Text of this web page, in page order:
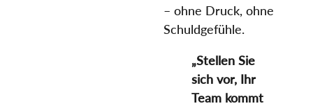
– ohne Druck, ohne
Schuldgefühle.
„Stellen Sie
sich vor, Ihr
Team kommt